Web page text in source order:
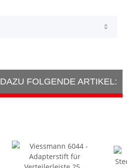
FOLGENDE ARTIKEL: